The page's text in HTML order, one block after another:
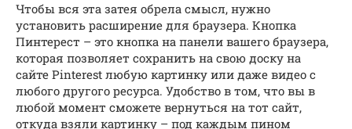
Чтобы вся эта затея обрела смысл, нужно
установить расширение для браузера. Кнопка
Пинтерест – это кнопка на панели вашего браузера,
которая позволяет сохранить на свою доску на
сайте Pinterest любую картинку или даже видео с
любого другого ресурса. Удобство в том, что вы в
любой момент сможете вернуться на тот сайт,
откуда взяли картинку – под каждым пином